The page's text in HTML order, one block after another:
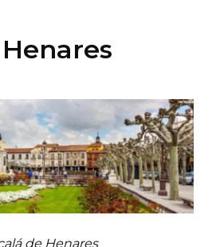
de Henares